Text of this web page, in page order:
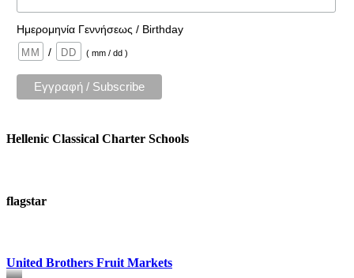
Ημερομηνία Γεννήσεως / Birthday
/
( mm / dd )
Hellenic Classical Charter Schools
flagstar
United Brothers Fruit Markets